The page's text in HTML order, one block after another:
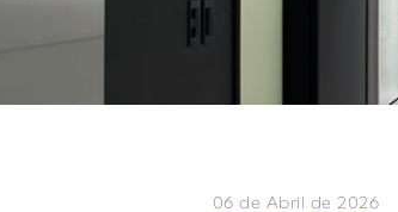
06 de Abril de 2026